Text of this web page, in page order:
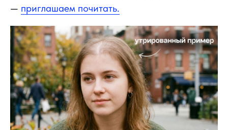
— приглашаем почитать.